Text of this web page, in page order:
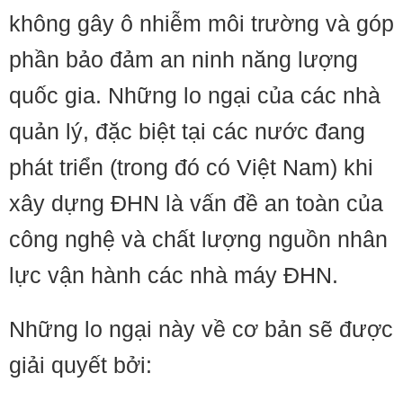
không gây ô nhiễm môi trường và góp
phần bảo đảm an ninh năng lượng
quốc gia. Những lo ngại của các nhà
quản lý, đặc biệt tại các nước đang
phát triển (trong đó có Việt Nam) khi
xây dựng ĐHN là vấn đề an toàn của
công nghệ và chất lượng nguồn nhân
lực vận hành các nhà máy ĐHN.
Những lo ngại này về cơ bản sẽ được
giải quyết bởi: